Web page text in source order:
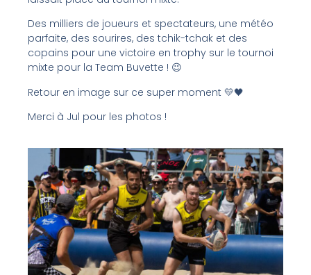
Des milliers de joueurs et spectateurs, une météo
parfaite, des sourires, des tchik-tchak et des
copains pour une victoire en trophy sur le tournoi
mixte pour la Team Buvette ! 😉
Retour en image sur ce super moment 💛🖤
Merci à Jul pour les photos !